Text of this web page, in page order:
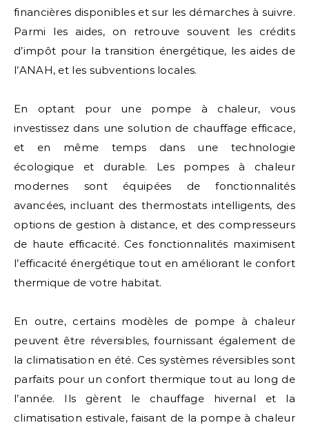
financières disponibles et sur les démarches à suivre.
Parmi les aides, on retrouve souvent les crédits
d’impôt pour la transition énergétique, les aides de
l’ANAH, et les subventions locales.
En optant pour une pompe à chaleur, vous
investissez dans une solution de chauffage efficace,
et en même temps dans une technologie
écologique et durable. Les pompes à chaleur
modernes sont équipées de fonctionnalités
avancées, incluant des thermostats intelligents, des
options de gestion à distance, et des compresseurs
de haute efficacité. Ces fonctionnalités maximisent
l’efficacité énergétique tout en améliorant le confort
thermique de votre habitat.
En outre, certains modèles de pompe à chaleur
peuvent être réversibles, fournissant également de
la climatisation en été. Ces systèmes réversibles sont
parfaits pour un confort thermique tout au long de
l’année. Ils gèrent le chauffage hivernal et la
climatisation estivale, faisant de la pompe à chaleur